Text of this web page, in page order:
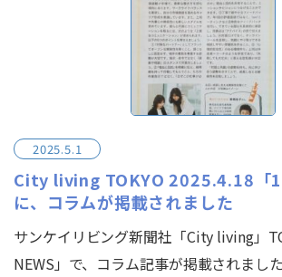
2025.5.1
City living TOKYO 2025.4.18「1
に、コラムが掲載されました
サンケイリビング新聞社「City living」
NEWS」で、コラム記事が掲載されまし